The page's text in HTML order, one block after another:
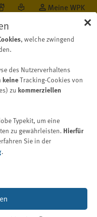
Meine WPK
Stellenangebote
gemäß
des
Daten
✕
, welche zwingend
des Nutzerverhaltens
keineTracking-Cookies von
zu kommerziellen
Typekit, um eine
zu gewährleisten. Hierfür
Sie in der
.